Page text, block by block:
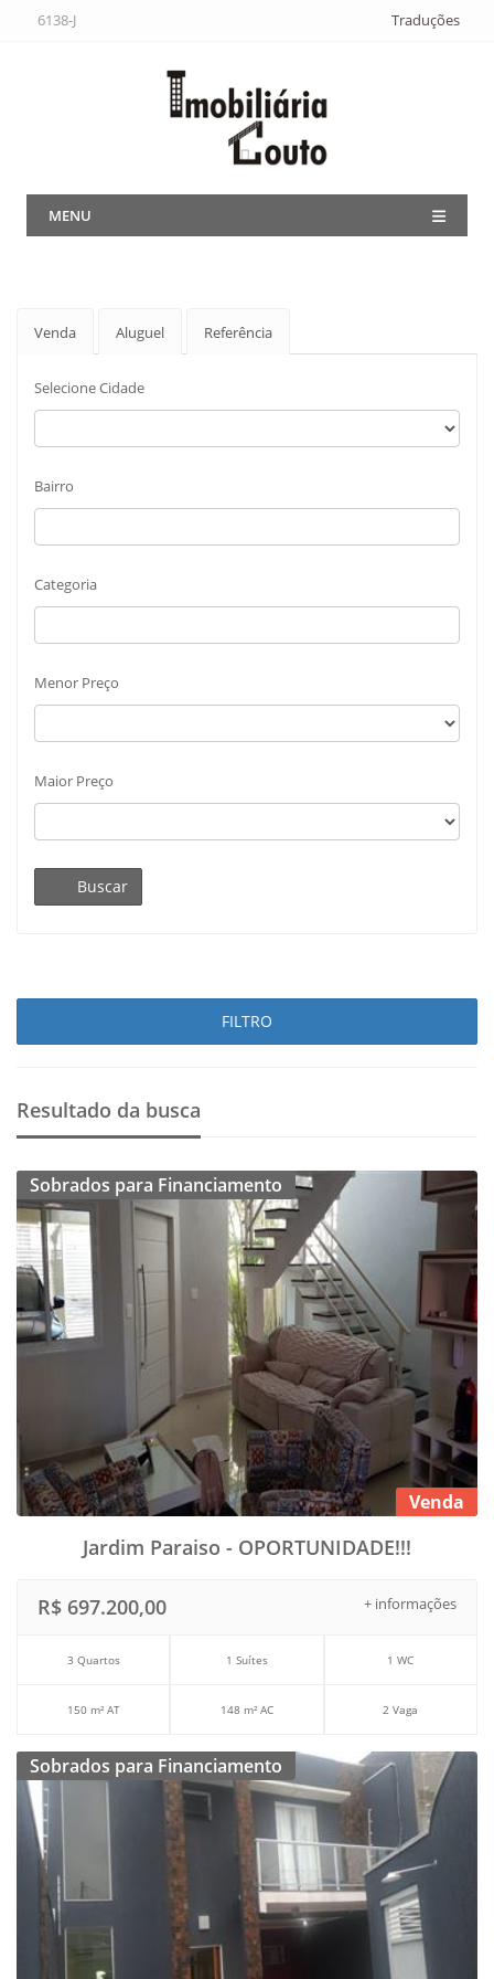
6138-J Traduções
MENU
Venda Aluguel Referência
Selecione Cidade
Bairro
Categoria
Menor Preço
Maior Preço
Buscar
FILTRO
Resultado da busca
Sobrados para Financiamento
Venda
Jardim Paraiso - OPORTUNIDADE!!!
+ informações
R$ 697.200,00
3 Quartos 1 Suítes 1 WC
150 m² AT 148 m² AC 2 Vaga
Sobrados para Financiamento